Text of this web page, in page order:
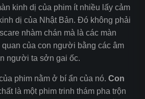
kinh dị của phim ít nhiều lấy cảm
dị của Nhật Bản. Đó không phải
nhàm chán mà là các màn
của con người bằng các âm
người ta sởn gai ốc.
phim nằm ở bí ẩn của nó. Con
là một phim trinh thám pha trộn